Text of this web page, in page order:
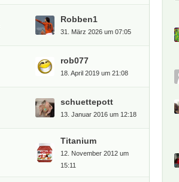
Robben1
31. März 2026 um 07:05
rob077
18. April 2019 um 21:08
schuettepott
13. Januar 2016 um 12:18
Titanium
12. November 2012 um
15:11